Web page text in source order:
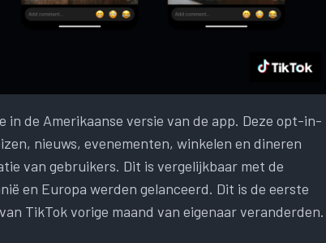
in de Amerikaanse versie van de app. Deze opt-in-
nieuws, evenementen, winkelen en dineren
van gebruikers. Dit is vergelijkbaar met de
en Europa werden gelanceerd. Dit is de eerste
TikTok vorige maand van eigenaar veranderden.